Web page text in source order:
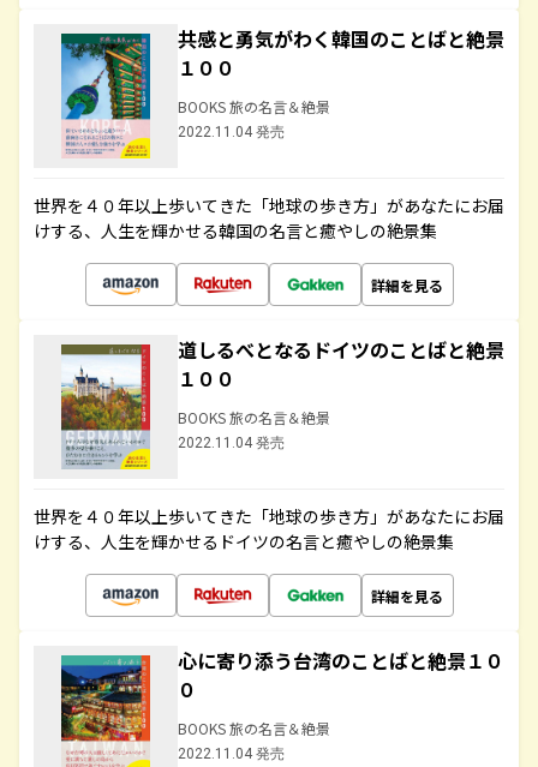
共感と勇気がわく韓国のことばと絶景
１００
BOOKS 旅の名言＆絶景
2022.11.04 発売
世界を４０年以上歩いてきた「地球の歩き方」があなたにお届
けする、人生を輝かせる韓国の名言と癒やしの絶景集
詳細を見る
道しるべとなるドイツのことばと絶景
１００
BOOKS 旅の名言＆絶景
2022.11.04 発売
世界を４０年以上歩いてきた「地球の歩き方」があなたにお届
けする、人生を輝かせるドイツの名言と癒やしの絶景集
詳細を見る
心に寄り添う台湾のことばと絶景１０
０
BOOKS 旅の名言＆絶景
2022.11.04 発売